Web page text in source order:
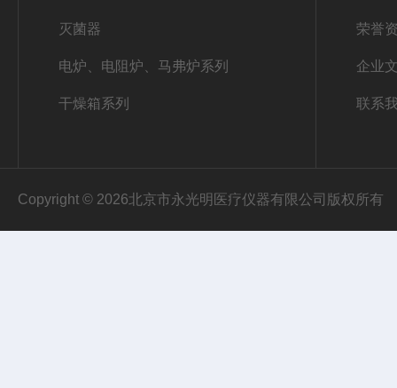
灭菌器
电炉、电阻炉、马弗炉系列
干燥箱系列
荣誉
企业
联系
Copyright © 2026北京市永光明医疗仪器有限公司版权所有